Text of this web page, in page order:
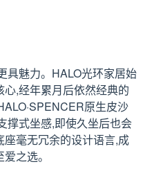
具魅力。HALO光环家居始
,经年累月后依然经典的
原生皮沙
撑式坐感,即使久坐后也会
毫无冗余的设计语言,成
之选。